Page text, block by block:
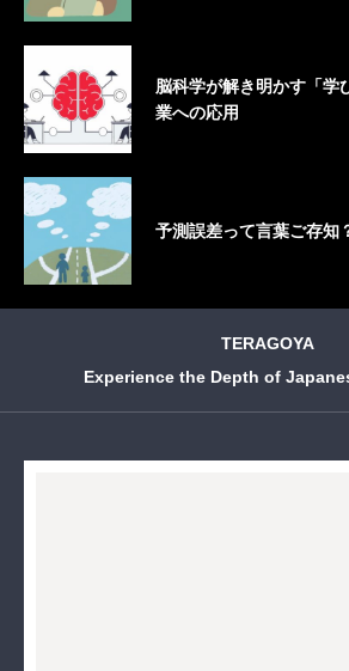
脳科学が解き明かす「学
業への応用
予測誤差って言葉ご存知
TERAGOYA
Experience the Depth of